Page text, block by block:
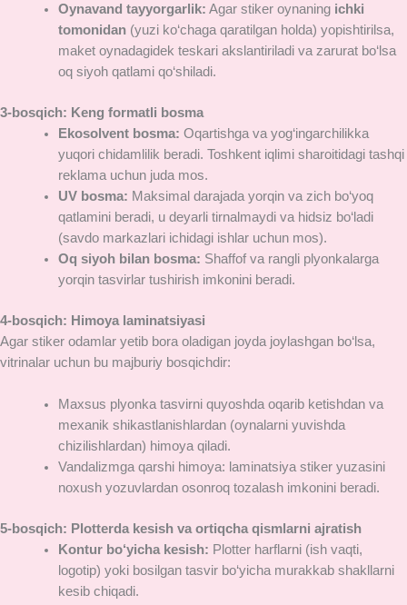
Oynavand tayyorgarlik: Agar stiker oynaning ichki
tomonidan(yuzi ko‘chaga qaratilgan holda) yopishtirilsa,
maket oynadagidek teskari akslantiriladi va zarurat bo‘lsa
oq siyoh qatlami qo‘shiladi.
3-bosqich: Keng formatli bosma
Ekosolvent bosma: Oqartishga va yog‘ingarchilikka
yuqori chidamlilik beradi. Toshkent iqlimi sharoitidagi tashqi
reklama uchun juda mos.
UV bosma: Maksimal darajada yorqin va zich bo‘yoq
qatlamini beradi, u deyarli tirnalmaydi va hidsiz bo‘ladi
(savdo markazlari ichidagi ishlar uchun mos).
Oq siyoh bilan bosma: Shaffof va rangli plyonkalarga
yorqin tasvirlar tushirish imkonini beradi.
4-bosqich: Himoya laminatsiyasi
Agar stiker odamlar yetib bora oladigan joyda joylashgan bo‘lsa,
vitrinalar uchun bu majburiy bosqichdir:
Maxsus plyonka tasvirni quyoshda oqarib ketishdan va
mexanik shikastlanishlardan (oynalarni yuvishda
chizilishlardan) himoya qiladi.
Vandalizmga qarshi himoya: laminatsiya stiker yuzasini
noxush yozuvlardan osonroq tozalash imkonini beradi.
5-bosqich: Plotterda kesish va ortiqcha qismlarni ajratish
Kontur bo‘yicha kesish: Plotter harflarni (ish vaqti,
logotip) yoki bosilgan tasvir bo‘yicha murakkab shakllarni
kesib chiqadi.